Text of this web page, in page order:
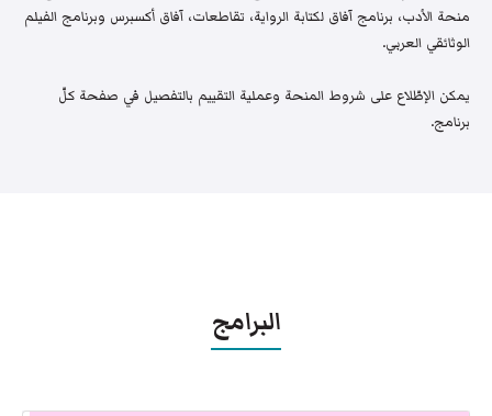
منحة الأدب، برنامج آفاق لكتابة الرواية، تقاطعات، آفاق أكسبرس وبرنامج الفيلم
الوثائقي العربي.
يمكن الإطّلاع على شروط المنحة وعملية التقييم بالتفصيل في صفحة كلّ
برنامج.
البرامج